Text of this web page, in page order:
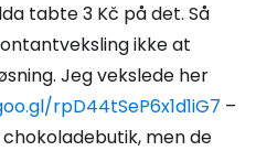
tabte 3 Kč på det. Så
ikke at
Jeg vekslede her
rpD44tSeP6x1d1iG7 –
men de